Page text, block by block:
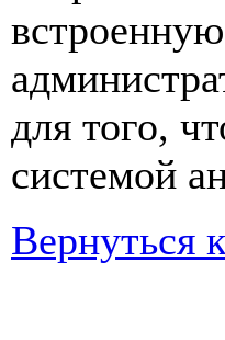
для того,
системой
Вернуться